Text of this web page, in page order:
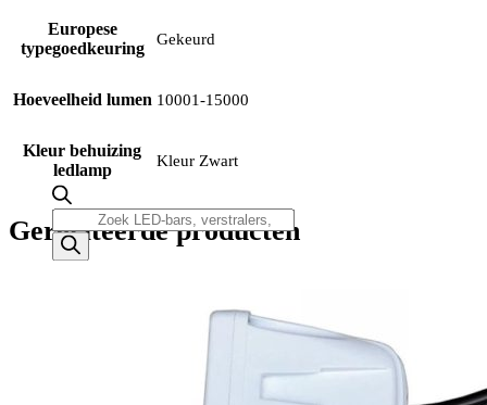
Producten
zoeken
Europese
typegoedkeuring
Gekeurd
Hoeveelheid lumen 10001-15000
Kleur behuizing
ledlamp
Kleur Zwart
Gerelateerde producten